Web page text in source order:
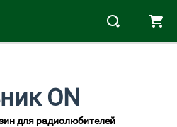
ON
для радиолюбителей